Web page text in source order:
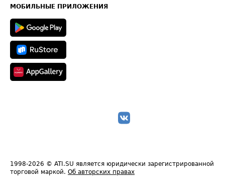
Техническая информация
МОБИЛЬНЫЕ ПРИЛОЖЕНИЯ
1998-2026 © ATI.SU является юридически зарегистрированной
торговой маркой. Об авторских правах